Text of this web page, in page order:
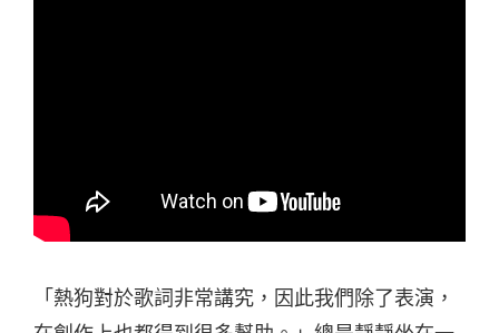
「熱狗對於歌詞非常講究，因此我們除了表演，